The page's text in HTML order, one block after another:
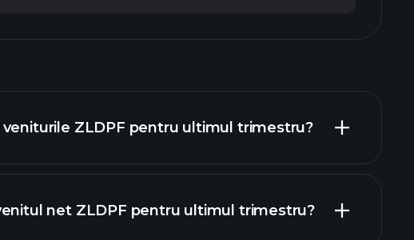
veniturile ZLDPF pentru ultimul trimestru?
net ZLDPF pentru ultimul trimestru?